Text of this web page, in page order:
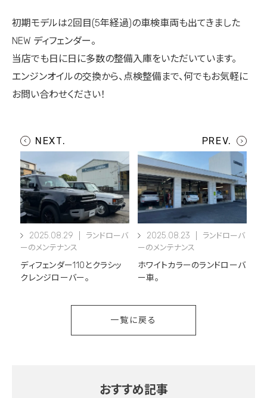
初期モデルは2回目(5年経過)の車検車両も出てきました
NEW ディフェンダー。
当店でも日に日に多数の整備入庫をいただいています。
エンジンオイルの交換から、点検整備まで、何でもお気軽に
お問い合わせください！
2025.08.29
ランドローバ
ーのメンテナンス
ディフェンダー110とクラシッ
クレンジローバー。
2025.08.23
ランドローバ
ーのメンテナンス
ホワイトカラーのランドローバ
ー車。
一覧に戻る
おすすめ記事